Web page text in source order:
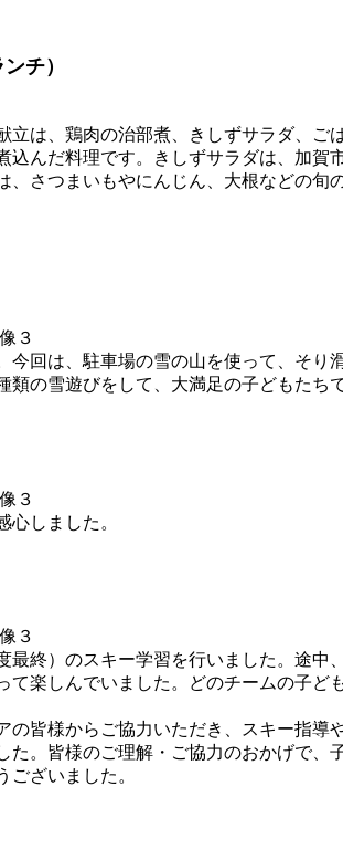
チ）
は、鶏肉の治部煮、きしずサラダ、ご
んだ料理です。きしずサラダは、加賀
さつまいもやにんじん、大根などの
回は、駐車場の雪の山を使って、そり
の雪遊びをして、大満足の子どもたちで
しました。
終）のスキー学習を行いました。途中
楽しんでいました。どのチームの子
皆様からご協力いただき、スキー指
。皆様のご理解・ご協力のおかげで
ざいました。